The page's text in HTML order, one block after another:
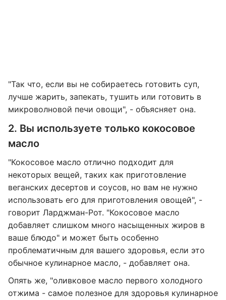
"Так что, если вы не собираетесь готовить суп,
лучше жарить, запекать, тушить или готовить в
микроволновой печи овощи", - объясняет она.
2. Вы используете только кокосовое
масло
"Кокосовое масло отлично подходит для
некоторых вещей, таких как приготовление
веганских десертов и соусов, но вам не нужно
использовать его для приготовления овощей", -
говорит Ларджман-Рот. "Кокосовое масло
добавляет слишком много насыщенных жиров в
ваше блюдо" и может быть особенно
проблематичным для вашего здоровья, если это
обычное кулинарное масло, - добавляет она.
Опять же, "оливковое масло первого холодного
отжима - самое полезное для здоровья кулинарное